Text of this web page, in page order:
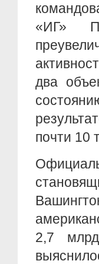
«ИГ»
два
почти 10
2,7